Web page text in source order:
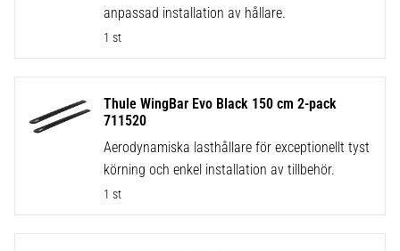
anpassad installation av hållare.
1 st
Thule WingBar Evo Black 150 cm 2-pack
711520
Aerodynamiska lasthållare för exceptionellt tyst
körning och enkel installation av tillbehör.
1 st